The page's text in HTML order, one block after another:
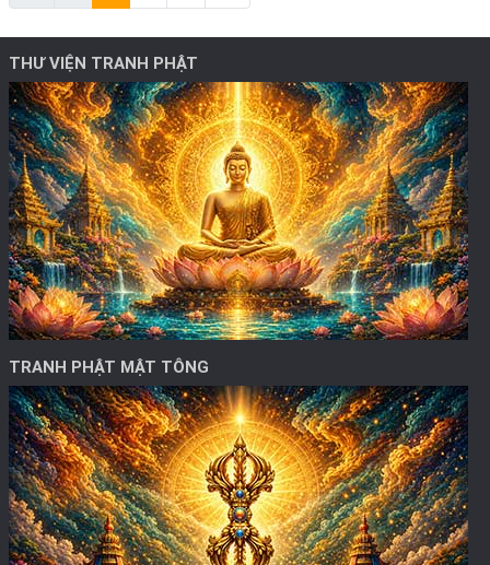
THƯ VIỆN TRANH PHẬT
TRANH PHẬT MẬT TÔNG